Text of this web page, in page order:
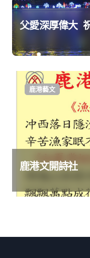
父愛深厚偉大
鹿港藝文
鹿港文開詩社